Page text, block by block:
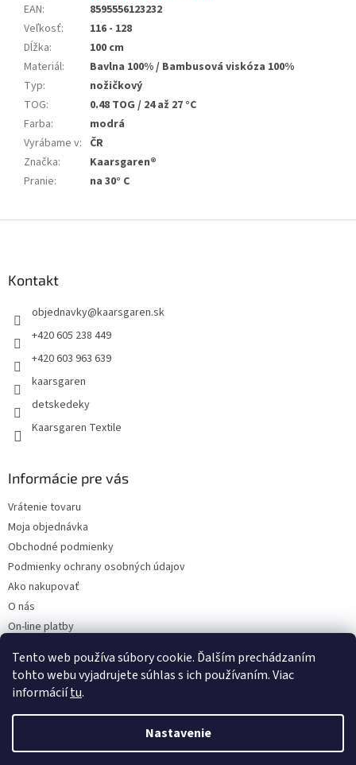
Tento web používa súbory cookie. Ďalším prechádzaním
tohto webu vyjadrujete súhlas s ich používaním. Viac
informáciítu.
Nastavenie
EAN:
8595556123232
Veľkosť:
116 - 128
Dĺžka:
100 cm
Materiál:
Bavlna 100% / Bambusová viskóza 100%
Typ:
nožičkový
TOG:
0.48 TOG / 24 až 27 °C
Farba:
modrá
Vyrábame v: ČR
Značka:
Kaarsgaren®
Pranie: na 30° C
Kontakt
objednavky@kaarsgaren.sk
+420 605 238 449
+420 603 963 639
kaarsgaren
detskedeky
Kaarsgaren Textile
Informácie pre vás
Vrátenie tovaru
Moja objednávka
Obchodné podmienky
Podmienky ochrany osobných údajov
Ako nakupovať
O nás
On-line platby
Čo dať do kočíka v zime?
Vytvoril Shoptet